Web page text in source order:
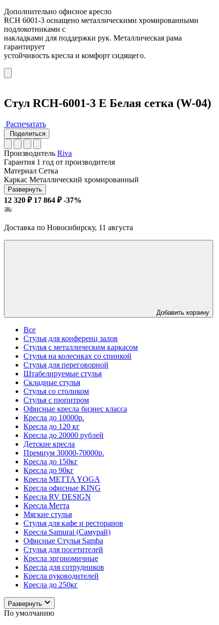
Дополнительно офисное кресло
RCH 6001-3 оснащено металлическими хромированными
подлокотниками с
накладками для поддержки рук. Металлическая рама
гарантирует
устойчивость кресла и комфорт сидящего.
Стул RCH-6001-3 E Белая сетка (W-04)
Распечатать
Поделиться
Производитель Riva
Гарантия 1 год от производителя
Материал Сетка
Каркас Металлический хромированный
Развернуть
12 320 ₽ 17 864 ₽ -37%
Доставка по Новосибирску, 11 августа
Добавить корзину
Все
Стулья для конференц залов
Стулья с металлическим каркасом
Стулья на колесиках со спинкой
Стулья для переговорной
Штабелируемые стулья
Складные стулья
Стулья со столиком
Стулья с пюпитром
Офисные кресла бизнес класса
Кресла до 10000р.
Кресла до 120 кг
Кресла до 20000 рублей
Детские кресла
Премиум 30000-70000р.
Кресла до 150кг
Кресла до 90кг
Кресла METTA YOGA
Кресла офисные KING
Кресла RV DESIGN
Кресла Метта
Мягкие стулья
Стулья для кафе и ресторанов
Кресла Samurai (Самурай)
Офисные Стулья Samba
Стулья для посетителей
Кресла эргономичные
Кресла для сотрудников
Кресла руководителей
Кресла до 250кг
Развернуть
По умолчанию